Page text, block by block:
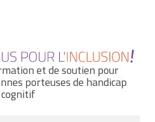
et de soutien pour
porteuses de handicap
cognitif